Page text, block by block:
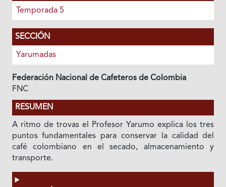
Temporada 5
SECCIÓN
Yarumadas
Federación Nacional de Cafeteros de Colombia
FNC
RESUMEN
A ritmo de trovas el Profesor Yarumo explica los tres
puntos fundamentales para conservar la calidad del
café colombiano en el secado, almacenamiento y
transporte.